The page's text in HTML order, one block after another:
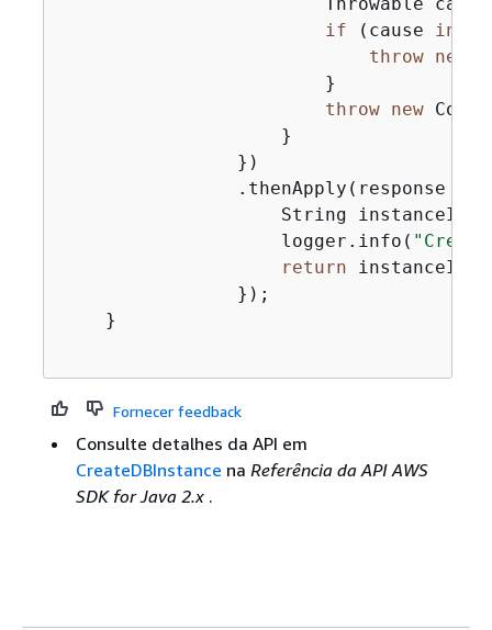
if (cause
throw new
                        }
throw new
                    }
                })
                .thenApply(response ->
String instanceId
                    logger.info(
return instanceId;
                });
    }
Fornecer feedback
Consulte detalhes da API em
CreateDBInstance na Referência da API AWS
SDK for Java 2.x .